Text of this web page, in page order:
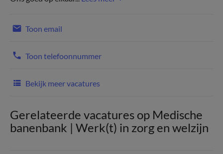
Toon email
Toon telefoonnummer
Bekijk meer vacatures
Gerelateerde vacatures op Medische
banenbank | Werk(t) in zorg en welzijn